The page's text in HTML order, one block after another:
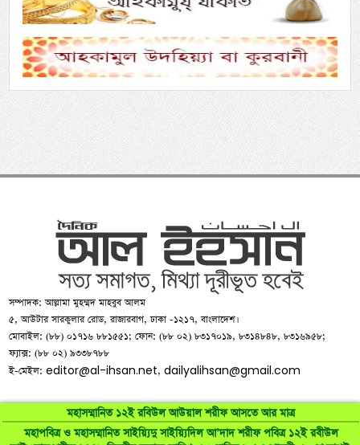
মহাসম্মানিত ১২ই রবিউল আউয়াল শরীফ আসতে আর মাত্র
মহাপবিত্র ও মহাসম্মানিত সাইয়্যিদু সাইয়্যিদিল আ’দাদ শরীফ পবিত্র ১২ই রবীউল
সম্পাদক: আল্লামা মুহম্মদ মাহবুব আলম
৫, আউটার সারকুলার রোড, রাজারবাগ, ঢাকা -১২১৭, বাংলাদেশ।
মোবাইল: (৮৮) ০১৭১৬ ৮৮১৫৫১; ফোন: (৮৮ ০২) ৮৩১৭০১৯, ৮৩১৪৮৪৮, ৮৩১৬৯৫৮;
ফ্যাক্স: (৮৮ ০২) ৯৩৩৮৭৮৮
ই-মেইল:editor@al-ihsan.net,dailyalihsan@gmail.com